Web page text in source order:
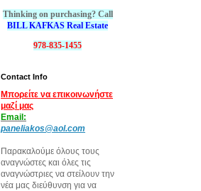
Thinking on purchasing? Call
BILL KAFKAS Real Estate
978-835-1455
Contact Info
Μπορείτε να επικοινωνήστε
μαζί μας
Email:
paneliakos@aol.com
Παρακαλούμε όλους τους
αναγνώστες και όλες τις
αναγνώστριες να στείλουν την
νέα μας διεύθυνση για να